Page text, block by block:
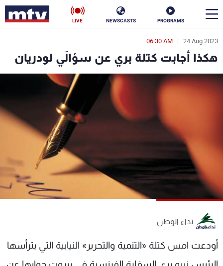
PROGRAMS
NEWSCASTS
LIVE
24 Aug 2023
06:30 AM
هكذا أجابت كتلة بري عن سؤالَي لودريان
نداء الوطن
أودعت امس كتلة «التنمية والتحرير» النيابية التي يترأسها
en
الأخبار
سياسة ناس
كأس العالم
جدول البرامج
الترددات